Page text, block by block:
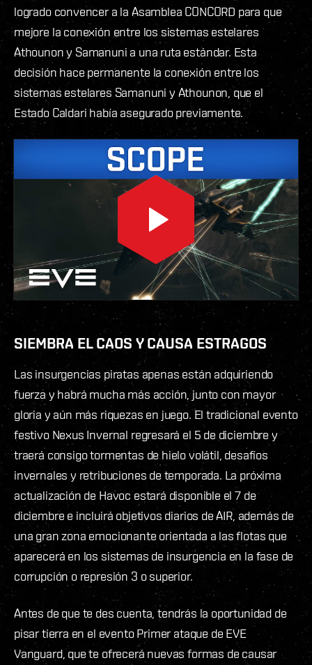
logrado convencer a la Asamblea CONCORD para que
mejore la conexión entre los sistemas estelares
Athounon y Samanuni a una ruta estándar. Esta
decisión hace permanente la conexión entre los
sistemas estelares Samanuni y Athounon, que el
Estado Caldari había asegurado previamente.
SIEMBRA EL CAOS Y CAUSA ESTRAGOS
Las insurgencias piratas apenas están adquiriendo
fuerza y habrá mucha más acción, junto con mayor
gloria y aún más riquezas en juego. El tradicional evento
festivo Nexus Invernal regresará el 5 de diciembre y
traerá consigo tormentas de hielo volátil, desafíos
invernales y retribuciones de temporada. La próxima
actualización de Havoc estará disponible el 7 de
diciembre e incluirá objetivos diarios de AIR, además de
una gran zona emocionante orientada a las flotas que
aparecerá en los sistemas de insurgencia en la fase de
corrupción o represión 3 o superior.
Antes de que te des cuenta, tendrás la oportunidad de
pisar tierra en el evento Primer ataque de EVE
Vanguard, que te ofrecerá nuevas formas de causar